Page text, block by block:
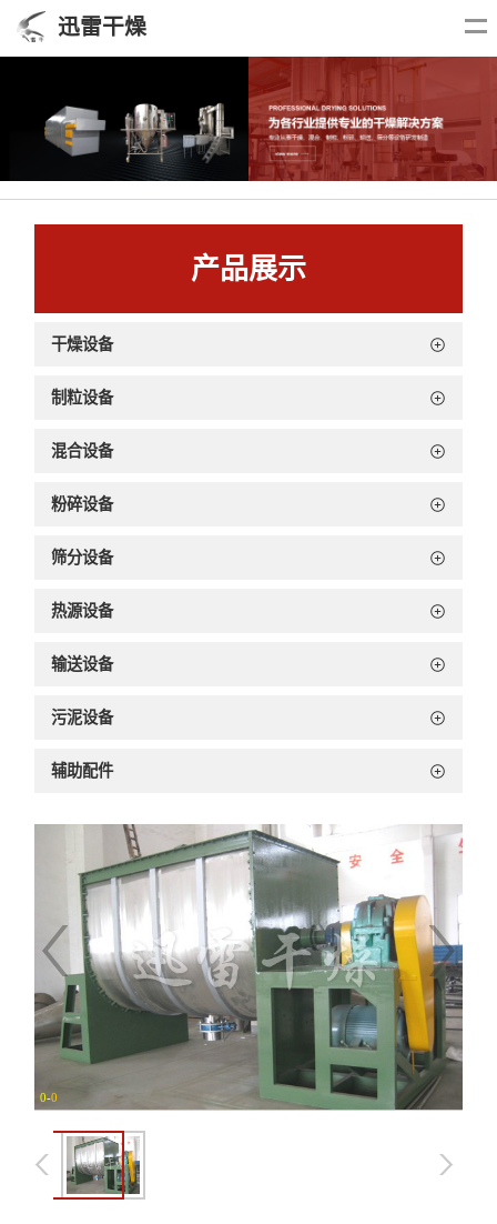
迅雷干燥
产品展示
干燥设备
制粒设备
混合设备
粉碎设备
筛分设备
热源设备
输送设备
污泥设备
辅助配件
0-0